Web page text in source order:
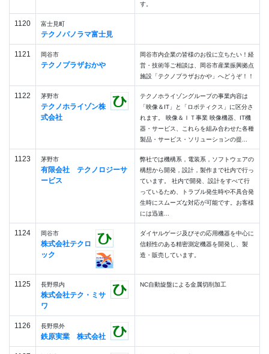
す。
1120 富士見町
テクノパノラマ富士見
1121 岡谷市
テクノプラザおかや
岡谷市内企業の皆様のお役に立ちたい！経
営・技術等ご相談は、岡谷市産業振興拠点
施設「テクノプラザおかや」へどうぞ！！
1122 茅野市
テクノホライゾン株
式会社
テクノホライゾングループの事業内容は
「映像＆IT」と「ロボティクス」に区分さ
れます。 映像＆ＩＴ事業 映像機器、IT機
器・サービス、これらを組み合わせた各種
製品・サービス・ソリューションの提...
1123 茅野市
有限会社 テクノロジーサ
ービス
弊社では機構系，電装系，ソフトウェアの
構想から開発，設計，製作まで社内で行っ
ています。 社内で開発、設計をすべて行
っているため、トラブル発生時や不具合発
生時にスムーズな対応が可能です。お客様
には迅速...
1124 岡谷市
株式会社テクロ
ック
ダイヤルゲージ及びその応用機器を中心に
信頼性のある精密測定機器を開発し、製
造・販売しています。
1125 長野県内
株式会社テク・ミサ
ワ
NC自動旋盤による金属切削加工
1126 長野県外
鉄原実業 株式会社